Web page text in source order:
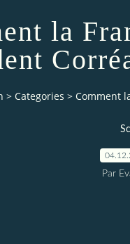
la
> Categories > Comment
Par